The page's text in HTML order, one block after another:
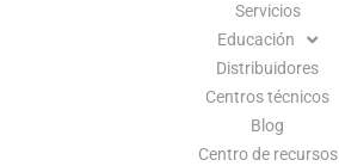
Servicios
Educación
Distribuidores
Centros técnicos
Blog
Centro de recursos